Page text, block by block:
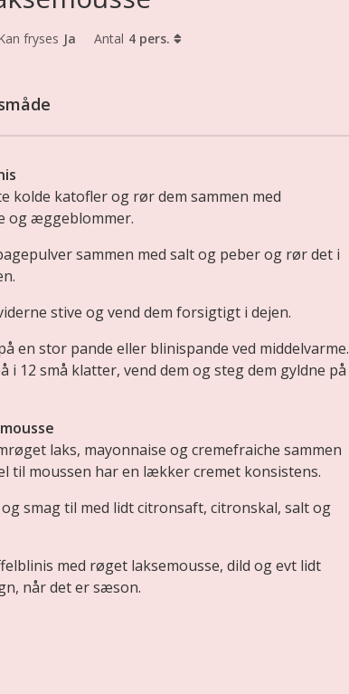
fryses Ja Antal 4 pers.
kolde katofler og rør dem sammen med
og æggeblommer.
sammen med salt og peber og rør det i
stive og vend dem forsigtigt i dejen.
en stor pande eller blinispande ved middelvarme.
i 12 små klatter, vend dem og steg dem gyldne på
laks, mayonnaise og cremefraiche sammen
til moussen har en lækker cremet konsistens.
smag til med lidt citronsaft, citronskal, salt og
med røget laksemousse, dild og evt lidt
når det er sæson.